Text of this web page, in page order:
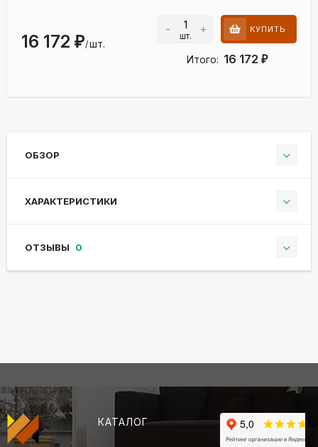
16 172 ₽/шт.
- шт. + КУПИТЬ
Итого: 16 172 ₽
ОБЗОР
ХАРАКТЕРИСТИКИ
ОТЗЫВЫ 0
КАТАЛОГ